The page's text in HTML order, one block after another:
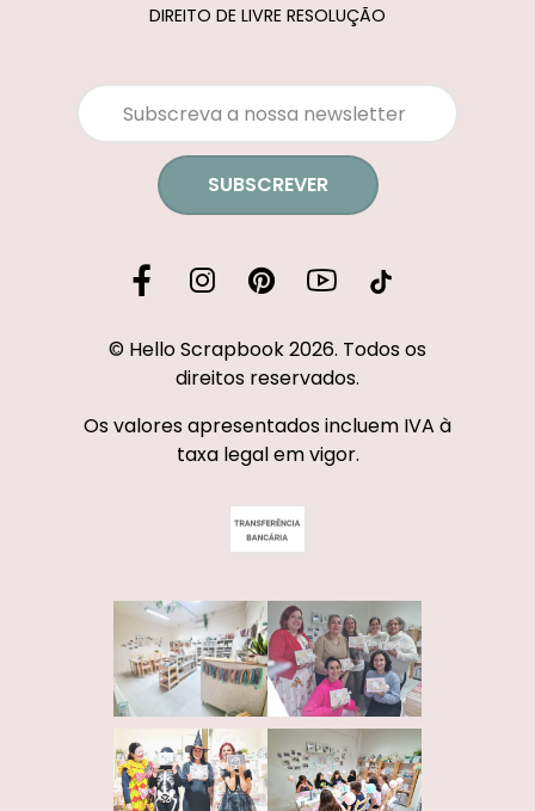
DIREITO DE LIVRE RESOLUÇÃO
SUBSCREVER
© Hello Scrapbook 2026. Todos os
direitos reservados.
Os valores apresentados incluem IVA à
taxa legal em vigor.